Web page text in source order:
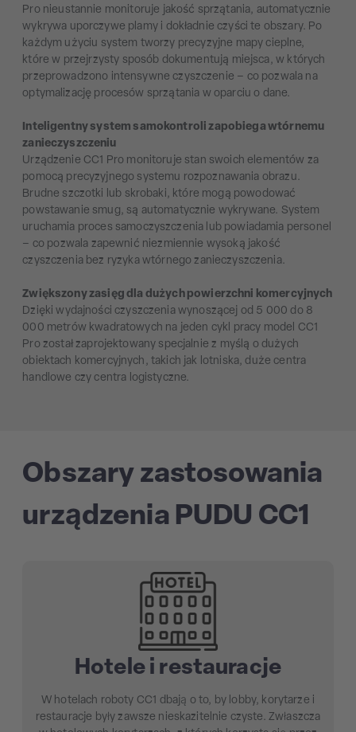
Pro nieustannie monitoruje jakość sprzątania, automatycznie
wykrywa uporczywe plamy i dokładnie czyści te obszary. Po
każdym użyciu system tworzy precyzyjne mapy cieplne,
które w przejrzysty sposób dokumentują miejsca, w których
przeprowadzono intensywne czyszczenie – co pozwala na
optymalizację procesów sprzątania w oparciu o dane.
Inteligentny system samokontroli zapobiega wtórnemu
zanieczyszczeniu
Urządzenie CC1 Pro monitoruje stan swoich elementów za
pomocą precyzyjnego systemu rozpoznawania obrazu.
Brudne szczotki lub skrobaki, które mogą powodować
powstawanie smug, są automatycznie wykrywane. System
uruchamia proces samoczyszczenia lub powiadamia personel
– co pozwala zapewnić niezmiennie wysoką jakość
czyszczenia bez ryzyka wtórnego zanieczyszczenia.
Zwiększony zasięg dla dużych powierzchni komercyjnych
Dzięki wydajności czyszczenia wynoszącej od 5 000 do 8
000 metrów kwadratowych na jeden cykl pracy model CC1
Pro został zaprojektowany specjalnie z myślą o dużych
obiektach komercyjnych, takich jak lotniska, duże centra
handlowe czy centra logistyczne.
Obszary zastosowania
urządzenia PUDU CC1
Hotele i restauracje
W hotelach roboty CC1 dbają o to, by lobby, korytarze i
restauracje były zawsze nieskazitelnie czyste. Zwłaszcza